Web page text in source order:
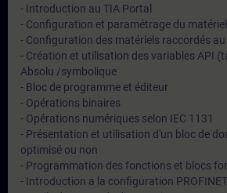
- Introduction au TIA Portal
- Configuration et paramétrage du matériel
- Configuration des matériels raccordés au
- Création et utilisation des variables API
Absolu /symbolique
- Bloc de programme et éditeur
- Opérations binaires
- Opérations numériques selon IEC 1131
- Présentation et utilisation d'un bloc de
optimisé ou non
- Programmation des fonctions et blocs
- Introduction a la configuration